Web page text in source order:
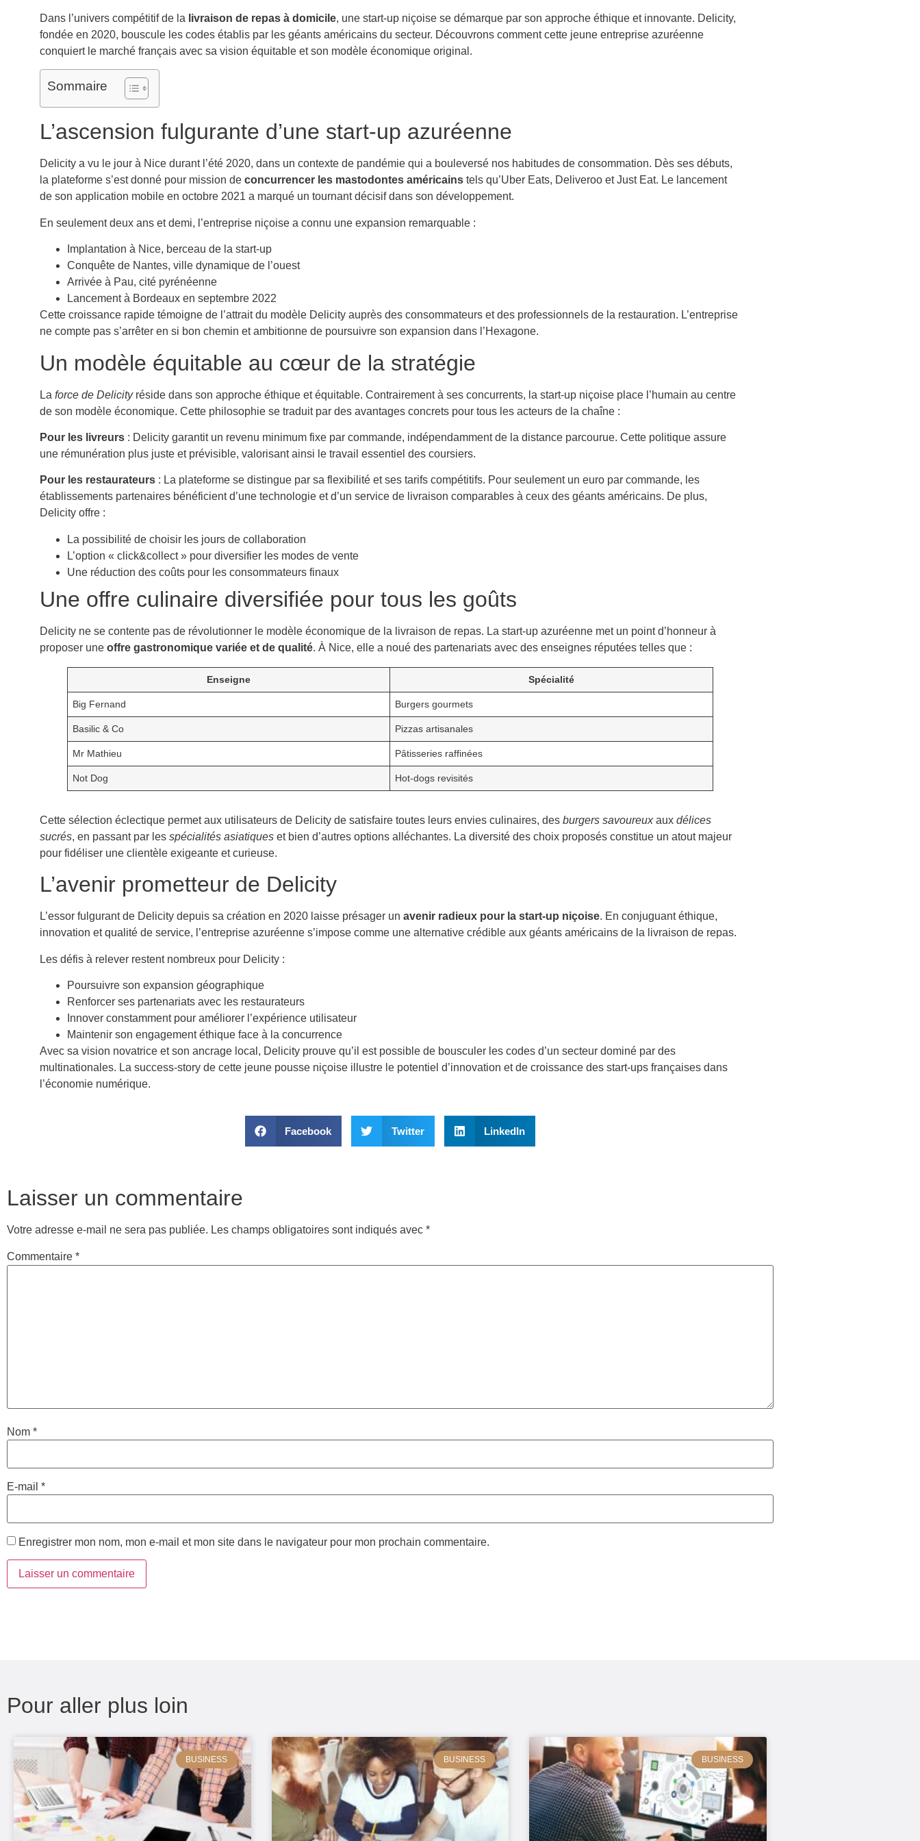
Dans l’univers compétitif de la livraison de repas à domicile, une start-up niçoise se démarque par son approche éthique et innovante. Delicity,
fondée en 2020, bouscule les codes établis par les géants américains du secteur. Découvrons comment cette jeune entreprise azuréenne
conquiert le marché français avec sa vision équitable et son modèle économique original.
Sommaire
L’ascension fulgurante d’une start-up azuréenne
Delicity a vu le jour à Nice durant l’été 2020, dans un contexte de pandémie qui a bouleversé nos habitudes de consommation. Dès ses débuts,
la plateforme s’est donné pour mission de concurrencer les mastodontes américains tels qu’Uber Eats, Deliveroo et Just Eat. Le lancement
de son application mobile en octobre 2021 a marqué un tournant décisif dans son développement.
En seulement deux ans et demi, l’entreprise niçoise a connu une expansion remarquable :
Implantation à Nice, berceau de la start-up
Conquête de Nantes, ville dynamique de l’ouest
Arrivée à Pau, cité pyrénéenne
Lancement à Bordeaux en septembre 2022
Cette croissance rapide témoigne de l’attrait du modèle Delicity auprès des consommateurs et des professionnels de la restauration. L’entreprise
ne compte pas s’arrêter en si bon chemin et ambitionne de poursuivre son expansion dans l’Hexagone.
Un modèle équitable au cœur de la stratégie
La force de Delicityréside dans son approche éthique et équitable. Contrairement à ses concurrents, la start-up niçoise place l’humain au centre
de son modèle économique. Cette philosophie se traduit par des avantages concrets pour tous les acteurs de la chaîne :
Pour les livreurs : Delicity garantit un revenu minimum fixe par commande, indépendamment de la distance parcourue. Cette politique assure
une rémunération plus juste et prévisible, valorisant ainsi le travail essentiel des coursiers.
Pour les restaurateurs : La plateforme se distingue par sa flexibilité et ses tarifs compétitifs. Pour seulement un euro par commande, les
établissements partenaires bénéficient d’une technologie et d’un service de livraison comparables à ceux des géants américains. De plus,
Delicity offre :
La possibilité de choisir les jours de collaboration
L’option « click&collect » pour diversifier les modes de vente
Une réduction des coûts pour les consommateurs finaux
Une offre culinaire diversifiée pour tous les goûts
Delicity ne se contente pas de révolutionner le modèle économique de la livraison de repas. La start-up azuréenne met un point d’honneur à
proposer une offre gastronomique variée et de qualité. À Nice, elle a noué des partenariats avec des enseignes réputées telles que :
Enseigne Spécialité
Big Fernand Burgers gourmets
Basilic & Co Pizzas artisanales
Mr Mathieu Pâtisseries raffinées
Not Dog Hot-dogs revisités
Cette sélection éclectique permet aux utilisateurs de Delicity de satisfaire toutes leurs envies culinaires, des burgers savoureuxaux délices
sucrés, en passant par les spécialités asiatiques et bien d’autres options alléchantes. La diversité des choix proposés constitue un atout majeur
pour fidéliser une clientèle exigeante et curieuse.
L’avenir prometteur de Delicity
L’essor fulgurant de Delicity depuis sa création en 2020 laisse présager un avenir radieux pour la start-up niçoise. En conjuguant éthique,
innovation et qualité de service, l’entreprise azuréenne s’impose comme une alternative crédible aux géants américains de la livraison de repas.
Les défis à relever restent nombreux pour Delicity :
Poursuivre son expansion géographique
Renforcer ses partenariats avec les restaurateurs
Innover constamment pour améliorer l’expérience utilisateur
Maintenir son engagement éthique face à la concurrence
Avec sa vision novatrice et son ancrage local, Delicity prouve qu’il est possible de bousculer les codes d’un secteur dominé par des
multinationales. La success-story de cette jeune pousse niçoise illustre le potentiel d’innovation et de croissance des start-ups françaises dans
l’économie numérique.
Facebook Twitter LinkedIn
Laisser un commentaire
Votre adresse e-mail ne sera pas publiée. Les champs obligatoires sont indiqués avec *
Commentaire *
Nom *
E-mail *
Enregistrer mon nom, mon e-mail et mon site dans le navigateur pour mon prochain commentaire.
Pour aller plus loin
BUSINESS BUSINESS BUSINESS